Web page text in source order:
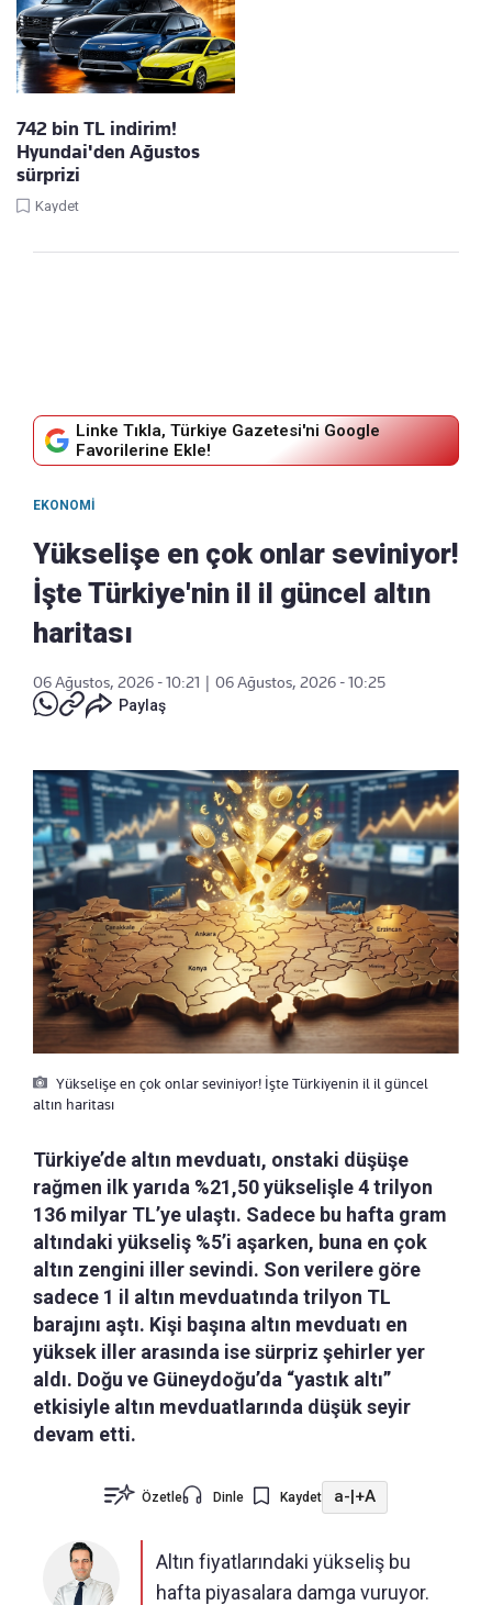
742 bin TL indirim!
Hyundai'den Ağustos
sürprizi
Kaydet
Linke Tıkla, Türkiye Gazetesi'ni Google
Favorilerine Ekle!
EKONOMI
Yükselişe en çok onlar seviniyor!
İşte Türkiye'nin il il güncel altın
haritası
06 Ağustos, 2026 - 10:21
06 Ağustos, 2026 - 10:25
Paylaş
Yükselişe en çok onlar seviniyor! İşte Türkiyenin il il güncel
altın haritası
Türkiye’de altın mevduatı, onstaki düşüşe
rağmen ilk yarıda %21,50 yükselişle 4 trilyon
136 milyar TL’ye ulaştı. Sadece bu hafta gram
altındaki yükseliş %5’i aşarken, buna en çok
altın zengini iller sevindi. Son verilere göre
sadece 1 il altın mevduatında trilyon TL
barajını aştı. Kişi başına altın mevduatı en
yüksek iller arasında ise sürpriz şehirler yer
aldı. Doğu ve Güneydoğu’da “yastık altı”
etkisiyle altın mevduatlarında düşük seyir
devam etti.
Özetle Dinle Kaydet a-|+A
Altın fiyatlarındaki yükseliş bu
hafta piyasalara damga vuruyor.